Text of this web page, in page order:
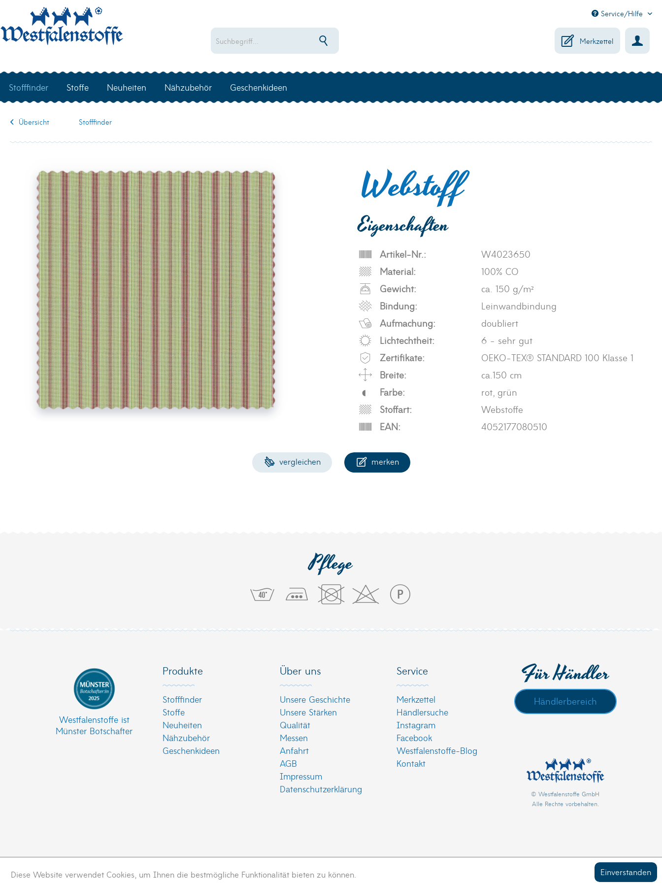
Service/Hilfe
Merkzettel
Stofffinder Stoffe Neuheiten Nähzubehör Geschenkideen
Übersicht Stofffinder
Webstoff
Eigenschaften
Artikel-Nr.:
W4023650
Material:
100% CO
Gewicht:
ca. 150 g/m²
Bindung:
Leinwandbindung
Aufmachung:
doubliert
Lichtechtheit:
6 - sehr gut
Zertifikate:
OEKO-TEX® STANDARD 100 Klasse 1
Breite:
ca.150 cm
Farbe:
rot, grün
Stoffart:
Webstoffe
EAN:
4052177080510
vergleichen merken
Pflege
Westfalenstoffe ist
Münster Botschafter
Produkte
Stofffinder
Stoffe
Neuheiten
Nähzubehör
Geschenkideen
Über uns
Unsere Geschichte
Unsere Stärken
Qualität
Messen
Anfahrt
AGB
Impressum
Datenschutzerklärung
Service
Merkzettel
Händlersuche
Instagram
Facebook
Westfalenstoffe-Blog
Kontakt
Für Händler
Händlerbereich
© Westfalenstoffe GmbH
Alle Rechte vorbehalten.
Diese Website verwendet Cookies, um Ihnen die bestmögliche Funktionalität bieten zu können. Einverstanden